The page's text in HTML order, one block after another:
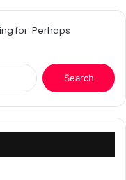
for. Perhaps
Search
for: